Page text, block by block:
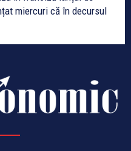
miercuri că în decursul